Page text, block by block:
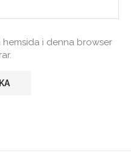
i denna browser